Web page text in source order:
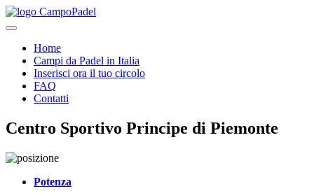
Home
Campi da Padel in Italia
Inserisci ora il tuo circolo
FAQ
Contatti
Centro Sportivo Principe di Piemonte
Potenza